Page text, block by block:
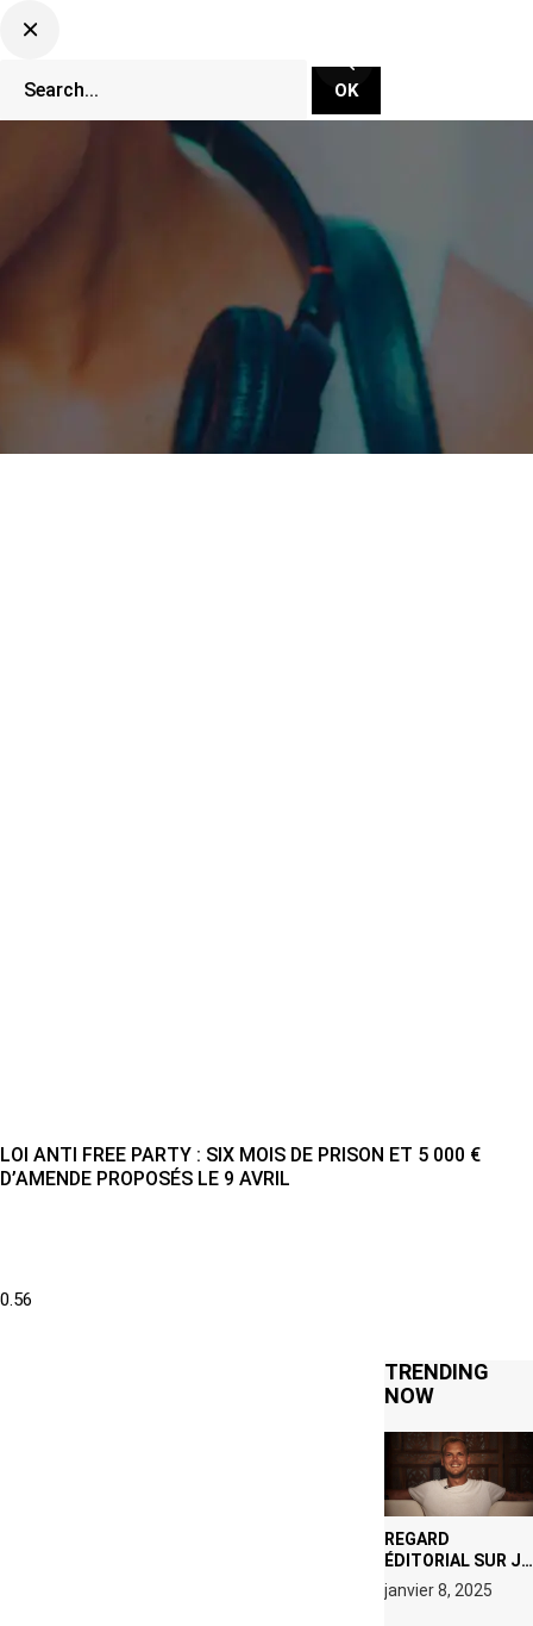
CLUBBING TV NETWORK
LOI ANTI FREE PARTY : SIX MOIS DE PRISON ET 5 000 €
D’AMENDE PROPOSÉS LE 9 AVRIL
TRENDING
NOW
REGARD
ÉDITORIAL SUR JE
M’APPELLE TIM
(NETFLIX) : AVICII,
janvier 8, 2025